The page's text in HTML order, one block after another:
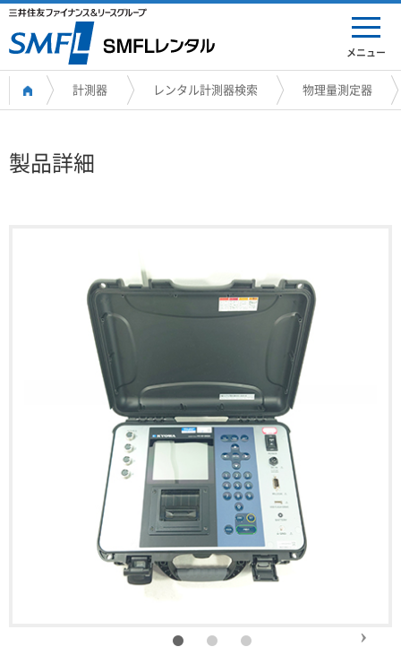
メニュー
計測器 レンタル計測器検索 物理量測定器
製品詳細